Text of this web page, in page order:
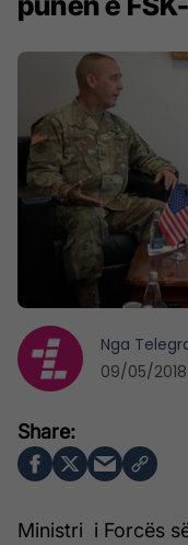
Ministri i Forcës
Nga
09/05/2018